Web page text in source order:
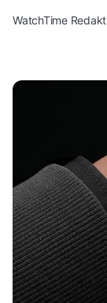
WatchTime